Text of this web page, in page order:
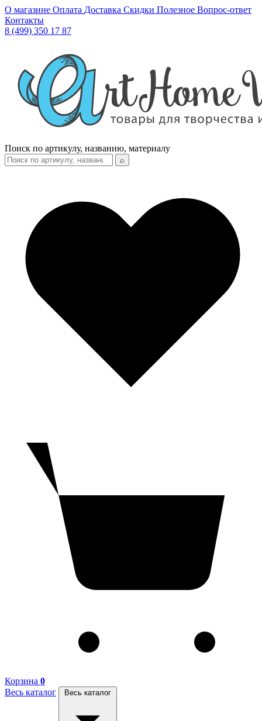
О магазине Оплата Доставка Скидки Полезное Вопрос-ответ
Контакты
8 (499) 350 17 87
Поиск по артикулу, названию, материалу
⌕
Корзина 0
Весь каталог
Весь каталог